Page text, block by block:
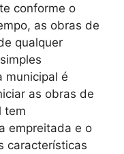
conforme o
as obras de
qualquer
municipal é
as obras de
tem
empreitada e o
características